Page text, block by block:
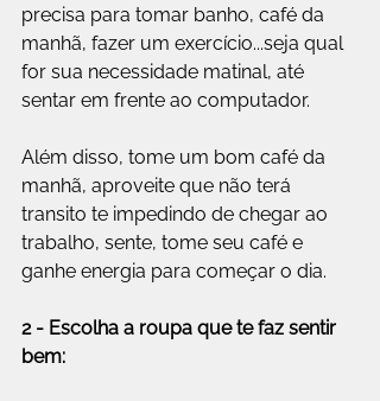
precisa para tomar banho, café da
manhã, fazer um exercício...seja qual
for sua necessidade matinal, até
sentar em frente ao computador.
Além disso, tome um bom café da
manhã, aproveite que não terá
transito te impedindo de chegar ao
trabalho, sente, tome seu café e
ganhe energia para começar o dia.
2 - Escolha a roupa que te faz sentir
bem: